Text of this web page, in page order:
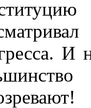
И